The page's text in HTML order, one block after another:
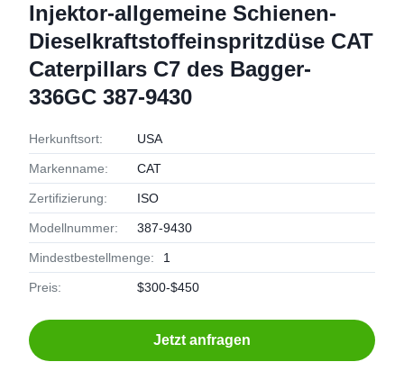
Injektor-allgemeine Schienen-
Dieselkraftstoffeinspritzdüse CAT
Caterpillars C7 des Bagger-
336GC 387-9430
Herkunftsort: USA
Markenname: CAT
Zertifizierung: ISO
Modellnummer: 387-9430
Mindestbestellmenge: 1
Preis: $300-$450
Jetzt anfragen